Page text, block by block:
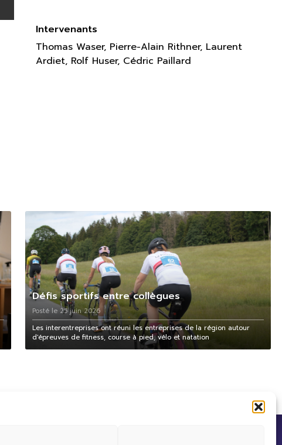
Intervenants
Thomas Waser, Pierre-Alain Rithner, Laurent
Ardiet, Rolf Huser, Cédric Paillard
Défis sportifs entre collègues
Posté le 25 juin 2026
Les interentreprises ont réuni les entreprises de la région autour
d'épreuves de fitness, course à pied, vélo et natation